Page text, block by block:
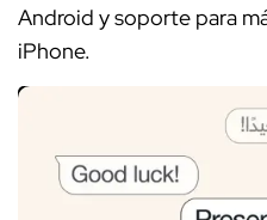
Android y soporte para
iPhone.